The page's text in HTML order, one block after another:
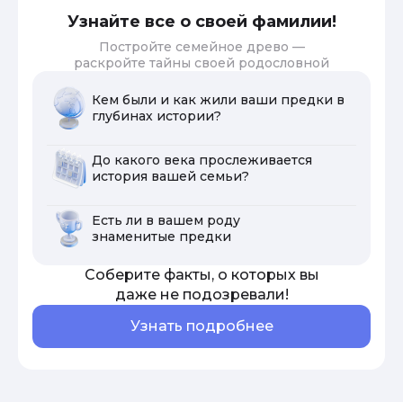
Узнайте все о своей фамилии!
Постройте семейное древо —
раскройте тайны своей родословной
Кем были и как жили ваши предки в
глубинах истории?
До какого века прослеживается
история вашей семьи?
Есть ли в вашем роду
знаменитые предки
Соберите факты, о которых вы
даже не подозревали!
Узнать подробнее